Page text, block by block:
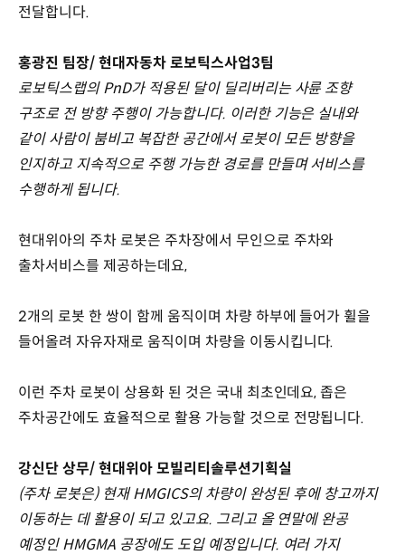
전달합니다.
홍광진 팀장/ 현대자동차 로보틱스사업3팀
로보틱스랩의 PnD가 적용된 달이 딜리버리는 사륜 조향
구조로 전 방향 주행이 가능합니다. 이러한 기능은 실내와
같이 사람이 붐비고 복잡한 공간에서 로봇이 모든 방향을
인지하고 지속적으로 주행 가능한 경로를 만들며 서비스를
수행하게 됩니다.
현대위아의 주차 로봇은 주차장에서 무인으로 주차와
출차서비스를 제공하는데요,
2개의 로봇 한 쌍이 함께 움직이며 차량 하부에 들어가 휠을
들어올려 자유자재로 움직이며 차량을 이동시킵니다.
이런 주차 로봇이 상용화 된 것은 국내 최초인데요, 좁은
주차공간에도 효율적으로 활용 가능할 것으로 전망됩니다.
강신단 상무/ 현대위아 모빌리티솔루션기획실
(주차 로봇은) 현재 HMGICS의 차량이 완성된 후에 창고까지
이동하는 데 활용이 되고 있고요. 그리고 올 연말에 완공
예정인 HMGMA 공장에도 도입 예정입니다. 여러 가지